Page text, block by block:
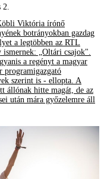
Viktória írónő
botrányokban gazdag
a legtöbben az RTL
„Oltári csajok".
a regényt a magyar
programigazgató
szerint is - ellopta. A
állónak hitte magát, de az
után mára győzelemre áll